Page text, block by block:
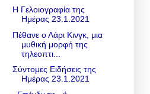
Η Γελοιογραφία της
Ημέρας 23.1.2021
Πέθανε ο Λάρι Κινγκ, μια
μυθική μορφή της
τηλεοπτι...
Σύντομες Ειδήσεις της
Ημέρας 23.1.2021